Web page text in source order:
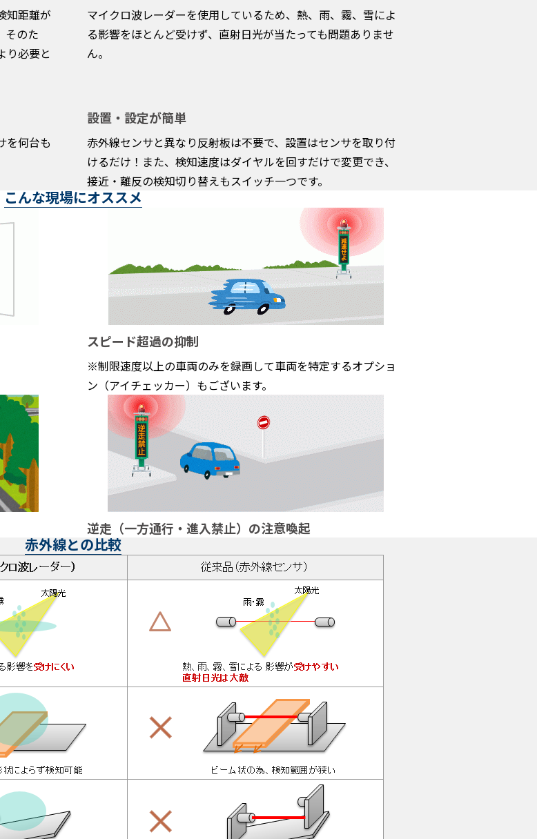
知距離が
そのた
り必要と
マイクロ波レーダーを使用しているため、熱、雨、霧、雪によ
る影響をほとんど受けず、直射日光が当たっても問題ありませ
ん。
を何台も
設置・設定が簡単
赤外線センサと異なり反射板は不要で、設置はセンサを取り付
けるだけ！また、検知速度はダイヤルを回すだけで変更でき、
接近・離反の検知切り替えもスイッチ一つです。
こんな現場にオススメ
スピード超過の抑制
※制限速度以上の車両のみを録画して車両を特定するオプショ
ン（アイチェッカー）もございます。
逆走（一方通行・進入禁止）の注意喚起
赤外線との比較